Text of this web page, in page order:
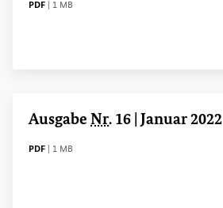
DATEITYP
PDF Dateigröße
1 MB
Ausgabe Nr. 16 | Januar 2022
DATEITYP
PDF Dateigröße
1 MB